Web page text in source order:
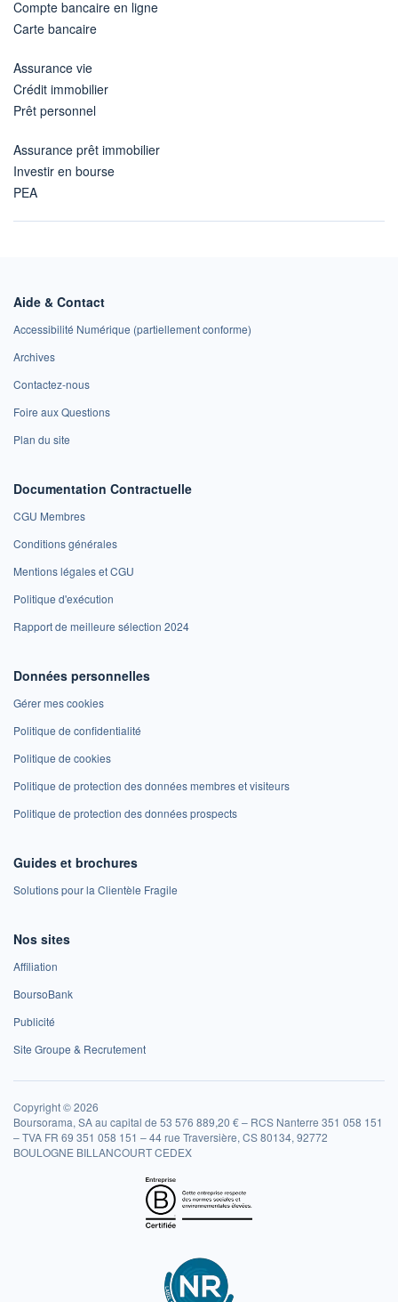
Compte bancaire en ligne
Carte bancaire
Assurance vie
Crédit immobilier
Prêt personnel
Assurance prêt immobilier
Investir en bourse
PEA
Aide & Contact
Accessibilité Numérique (partiellement conforme)
Archives
Contactez-nous
Foire aux Questions
Plan du site
Documentation Contractuelle
CGU Membres
Conditions générales
Mentions légales et CGU
Politique d'exécution
Rapport de meilleure sélection 2024
Données personnelles
Gérer mes cookies
Politique de confidentialité
Politique de cookies
Politique de protection des données membres et visiteurs
Politique de protection des données prospects
Guides et brochures
Solutions pour la Clientèle Fragile
Nos sites
Affiliation
BoursoBank
Publicité
Site Groupe & Recrutement
Copyright © 2026
Boursorama, SA au capital de 53 576 889,20 € – RCS Nanterre 351 058 151
– TVA FR 69 351 058 151 – 44 rue Traversière, CS 80134, 92772
BOULOGNE BILLANCOURT CEDEX